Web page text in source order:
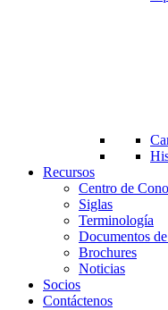
Recursos
Centro de
Siglas
Terminología
Documentos
Brochures
Noticias
Socios
Contáctenos